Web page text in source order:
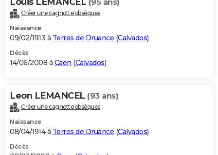
Louis LEMANCEL (95 ans)
Créer une cagnotte obsèques
Naissance
09/02/1913 à Terres de Druance (Calvados)
Décès
14/06/2008 à Caen (Calvados)
Leon LEMANCEL (93 ans)
Créer une cagnotte obsèques
Naissance
08/04/1914 à Terres de Druance (Calvados)
Décès